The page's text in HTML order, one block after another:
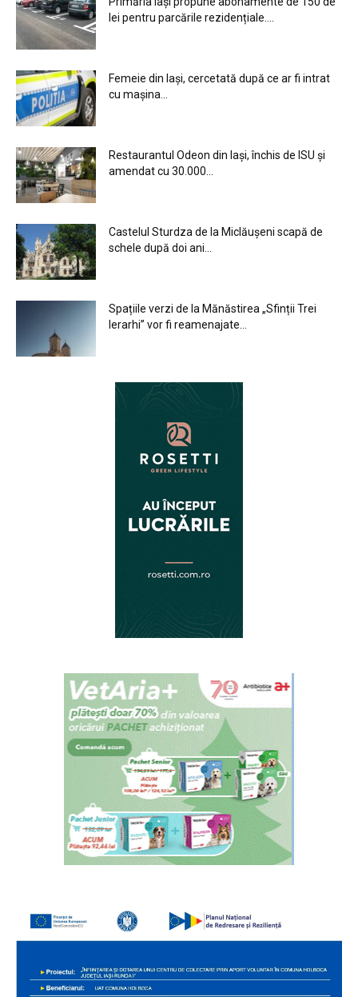
lei pentru parcările rezidențiale....
Femeie din Iași, cercetată după ce ar fi intrat
cu mașina...
Restaurantul Odeon din Iași, închis de ISU și
amendat cu 30.000...
Castelul Sturdza de la Miclăușeni scapă de
schele după doi ani...
Spațiile verzi de la Mănăstirea „Sfinții Trei
Ierarhi” vor fi reamenajate...